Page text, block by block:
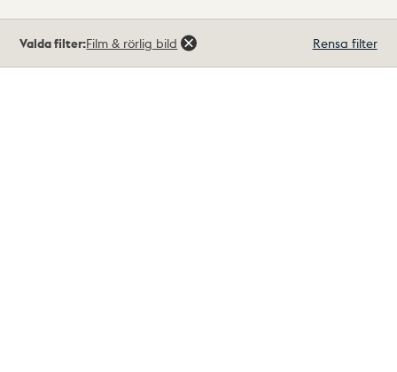
träffar
Valda filter:Film & rörlig bild Rensa filter